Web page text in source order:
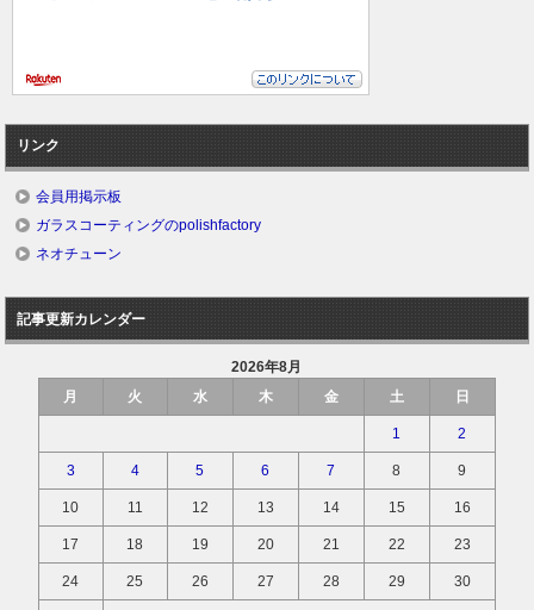
リンク
会員用掲示板
ガラスコーティングのpolishfactory
ネオチューン
記事更新カレンダー
2026年8月
月
火 水 木 金 土 日
1 2
3 4 5 6 7 8 9
10 11 12 13 14 15 16
17 18 19 20 21 22 23
24 25 26 27 28 29 30